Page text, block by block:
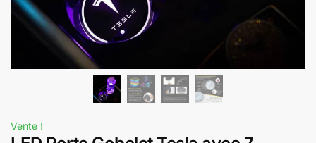
Vente !